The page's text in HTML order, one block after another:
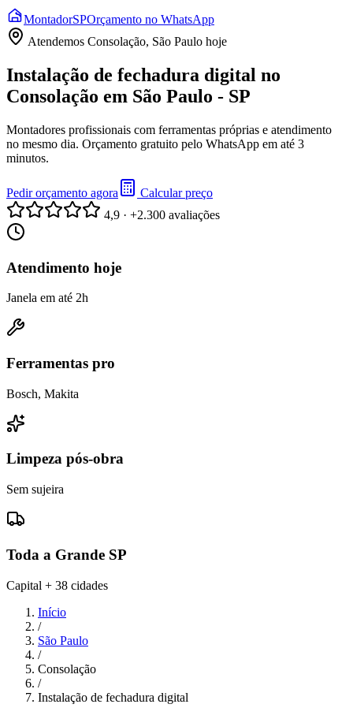
MontadorSPOrçamento no WhatsApp
Atendemos Consolação, São Paulo hoje
Instalação de fechadura digital no
Consolação em São Paulo - SP
Montadores profissionais com ferramentas próprias e atendimento
no mesmo dia. Orçamento gratuito pelo WhatsApp em até 3
minutos.
Pedir orçamento agora
Calcular preço
4,9 · +2.300 avaliações
Atendimento hoje
Janela em até 2h
Ferramentas pro
Bosch, Makita
Limpeza pós-obra
Sem sujeira
Toda a Grande SP
Capital + 38 cidades
Início
/
São Paulo
/
Consolação
/
Instalação de fechadura digital